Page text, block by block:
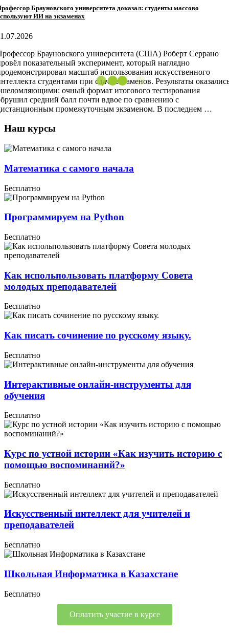
Брауновского университета доказал: студенты массово
ИИ на экзаменах
Брауновского университета (США) Роберт Серрано
показательный эксперимент, который наглядно
масштаб использования искусственного
студентами при сдаче экзаменов. Результаты
очный формат итогового тестирования
средний балл почти вдвое по сравнению с
промежуточным экзаменом. В последнем …
Наш курсы
Математика с самого начала
Бесплатно
Программируем на Python
Бесплатно
Как испольпользовать платформу Совета
молодых преподавателей
Бесплатно
Как писать сочинение по русскому языку.
Бесплатно
Интерактивные онлайн-инструменты для
обучения
Бесплатно
Курс по устной истории «Как изучить историю с
помощью воспоминаний?»
Бесплатно
Искусственный интеллект для учителей и
преподавателей
Бесплатно
Школьная Информатика в Казахстане
Бесплатно
Оплатить участие в курсе